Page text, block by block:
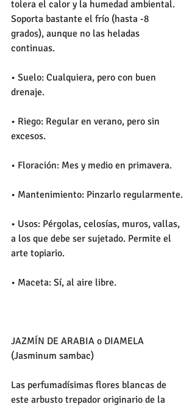
tolera el calor y la humedad ambiental.
Soporta bastante el frío (hasta -8
grados), aunque no las heladas
continuas.
• Suelo: Cualquiera, pero con buen
drenaje.
• Riego: Regular en verano, pero sin
excesos.
• Floración: Mes y medio en primavera.
• Mantenimiento: Pinzarlo regularmente.
• Usos: Pérgolas, celosías, muros, vallas,
a los que debe ser sujetado. Permite el
arte topiario.
• Maceta: Sí, al aire libre.
JAZMÍN DE ARABIA o DIAMELA
(Jasminum sambac)
Las perfumadísimas flores blancas de
este arbusto trepador originario de la